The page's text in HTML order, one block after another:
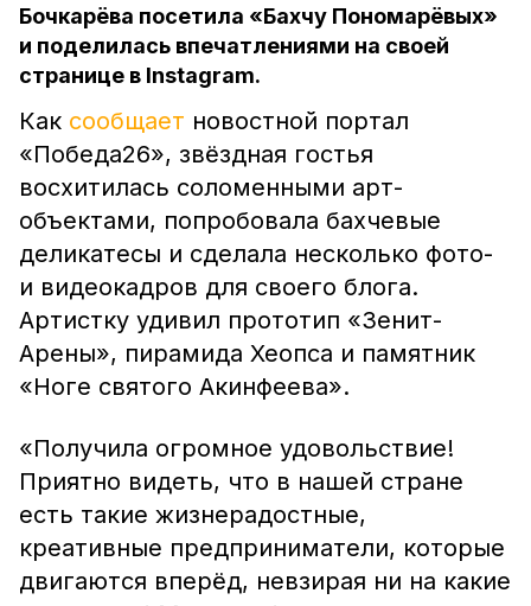
Бочкарёва посетила «Бахчу Пономарёвых»
и поделилась впечатлениями на своей
странице в Instagram.
Как сообщает новостной портал
«Победа26», звёздная гостья
восхитилась соломенными арт-
объектами, попробовала бахчевые
деликатесы и сделала несколько фото-
и видеокадров для своего блога.
Артистку удивил прототип «Зенит-
Арены», пирамида Хеопса и памятник
«Ноге святого Акинфеева».
«Получила огромное удовольствие!
Приятно видеть, что в нашей стране
есть такие жизнерадостные,
креативные предприниматели, которые
двигаются вперёд, невзирая ни на какие